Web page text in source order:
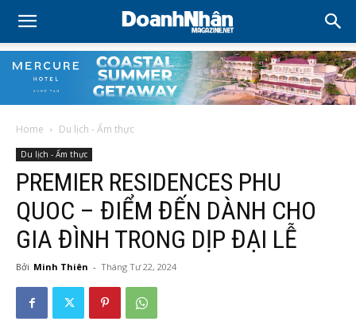
Home Du lịch - Ẩm thực
Du lịch - Ẩm thực
PREMIER RESIDENCES PHU
QUOC – ĐIỂM ĐẾN DÀNH CHO
GIA ĐÌNH TRONG DỊP ĐẠI LỄ
Bởi Minh Thiên - Tháng Tư 22, 2024